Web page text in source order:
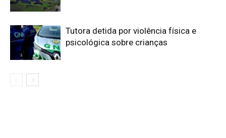
Tutora detida por violência física e
psicológica sobre crianças